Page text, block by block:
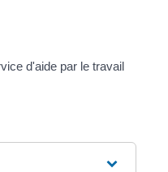
d'aide par le travail